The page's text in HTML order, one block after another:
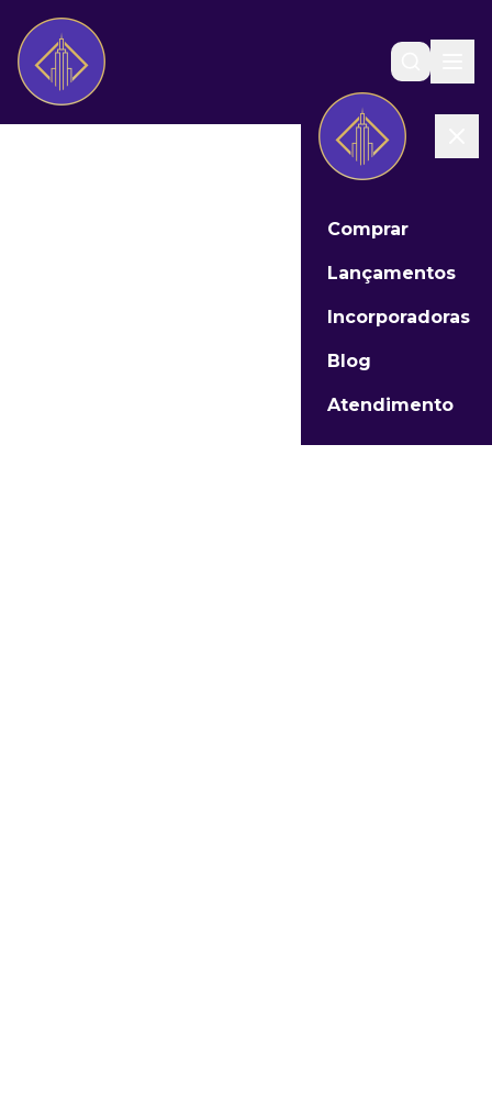
Comprar
Lançamentos
Incorporadoras
Blog
Atendimento